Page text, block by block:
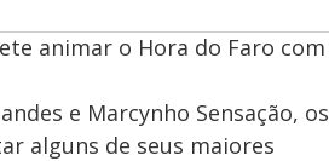
animar o Hora do Faro com
e Marcynho Sensação, os
alguns de seus maiores